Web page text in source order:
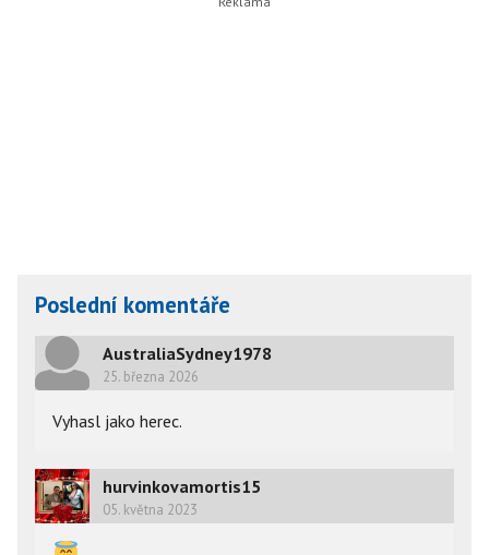
Poslední komentáře
AustraliaSydney1978
25. března 2026
Vyhasl jako herec.
hurvinkovamortis15
05. května 2023